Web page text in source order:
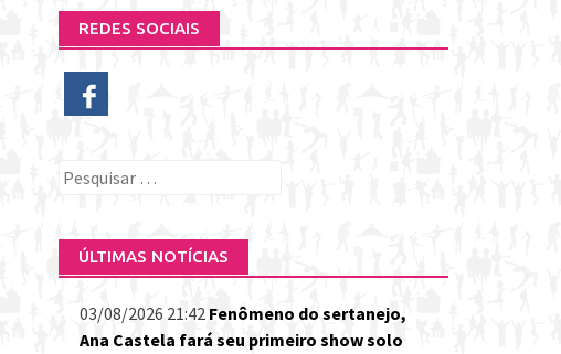
REDES SOCIAIS
Pesquisar
ÚLTIMAS NOTÍCIAS
03/08/2026 21:42 Fenômeno do sertanejo,
Ana Castela fará seu primeiro show solo